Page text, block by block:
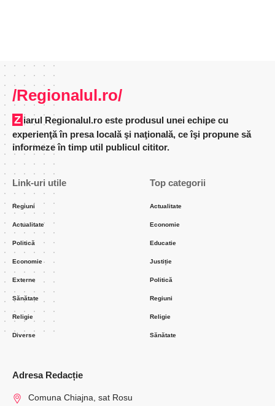
/Regionalul.ro/
Ziarul Regionalul.ro este produsul unei echipe cu
experienţă în presa locală şi naţională, ce îşi propune să
informeze în timp util publicul cititor.
Link-uri utile
Regiuni
Actualitate
Politică
Economie
Externe
Sănătate
Religie
Diverse
Top categorii
Actualitate
Economie
Educatie
Justiție
Politică
Regiuni
Religie
Sănătate
Adresa Redacție
Comuna Chiajna, sat Rosu